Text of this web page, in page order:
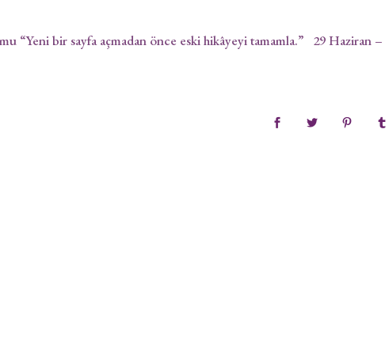
“Yeni bir sayfa açmadan önce eski hikâyeyi tamamla.” 29 Haziran –